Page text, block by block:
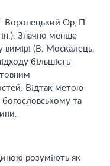
Воронецький Ор, П.
Значно менше
вимірі (В. Москалець,
більшість
Відтак метою
богословському та
розуміють як